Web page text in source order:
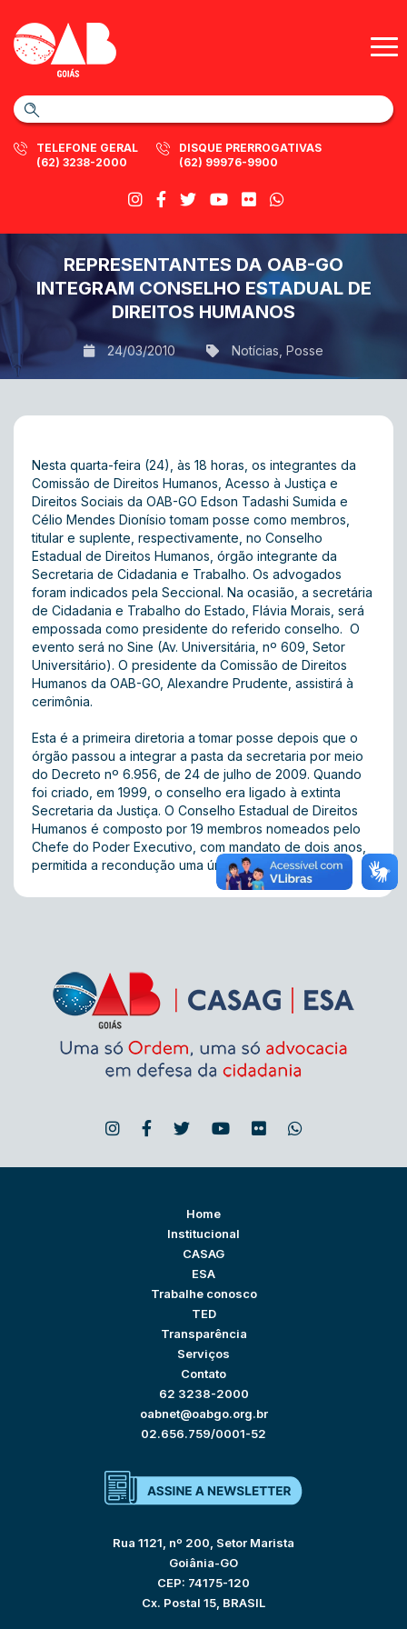
TELEFONE GERAL
(62) 3238-2000
DISQUE PRERROGATIVAS
(62) 99976-9900
REPRESENTANTES DA OAB-GO
INTEGRAM CONSELHO ESTADUAL DE
DIREITOS HUMANOS
24/03/2010 Notícias Posse
Nesta quarta-feira (24), às 18 horas, os integrantes da
Comissão de Direitos Humanos, Acesso à Justiça e
Direitos Sociais da OAB-GO Edson Tadashi Sumida e
Célio Mendes Dionísio tomam posse como membros,
titular e suplente, respectivamente, no Conselho
Estadual de Direitos Humanos, órgão integrante da
Secretaria de Cidadania e Trabalho. Os advogados
foram indicados pela Seccional. Na ocasião, a secretária
de Cidadania e Trabalho do Estado, Flávia Morais, será
empossada como presidente do referido conselho. O
evento será no Sine (Av. Universitária, nº 609, Setor
Universitário). O presidente da Comissão de Direitos
Humanos da OAB-GO, Alexandre Prudente, assistirá à
cerimônia.
Esta é a primeira diretoria a tomar posse depois que o
órgão passou a integrar a pasta da secretaria por meio
do Decreto nº 6.956, de 24 de julho de 2009. Quando
foi criado, em 1999, o conselho era ligado à extinta
Secretaria da Justiça. O Conselho Estadual de Direitos
Humanos é composto por 19 membros nomeados pelo
Chefe do Poder Executivo, com mandato de dois anos,
permitida a recondução uma única vez.
Home
Institucional
CASAG
ESA
Trabalhe conosco
TED
Transparência
Serviços
Contato
62 3238-2000
oabnet@oabgo.org.br
02.656.759/0001-52
Rua 1121, nº 200, Setor Marista
Goiânia-GO
CEP: 74175-120
Cx. Postal 15, BRASIL